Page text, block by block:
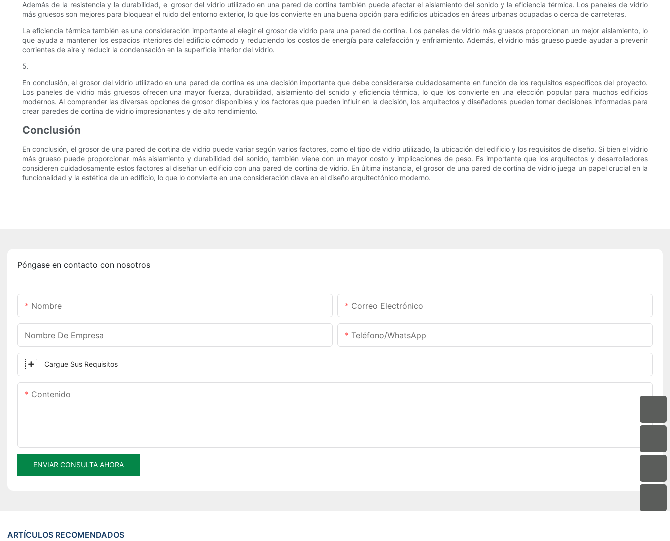
Además de la resistencia y la durabilidad, el grosor del vidrio utilizado en una pared de cortina también puede afectar el aislamiento del sonido y la eficiencia térmica. Los paneles de vidrio
más gruesos son mejores para bloquear el ruido del entorno exterior, lo que los convierte en una buena opción para edificios ubicados en áreas urbanas ocupadas o cerca de carreteras.
La eficiencia térmica también es una consideración importante al elegir el grosor de vidrio para una pared de cortina. Los paneles de vidrio más gruesos proporcionan un mejor aislamiento, lo
que ayuda a mantener los espacios interiores del edificio cómodo y reduciendo los costos de energía para calefacción y enfriamiento. Además, el vidrio más grueso puede ayudar a prevenir
corrientes de aire y reducir la condensación en la superficie interior del vidrio.
5.
En conclusión, el grosor del vidrio utilizado en una pared de cortina es una decisión importante que debe considerarse cuidadosamente en función de los requisitos específicos del proyecto.
Los paneles de vidrio más gruesos ofrecen una mayor fuerza, durabilidad, aislamiento del sonido y eficiencia térmica, lo que los convierte en una elección popular para muchos edificios
modernos. Al comprender las diversas opciones de grosor disponibles y los factores que pueden influir en la decisión, los arquitectos y diseñadores pueden tomar decisiones informadas para
crear paredes de cortina de vidrio impresionantes y de alto rendimiento.
Conclusión
En conclusión, el grosor de una pared de cortina de vidrio puede variar según varios factores, como el tipo de vidrio utilizado, la ubicación del edificio y los requisitos de diseño. Si bien el vidrio
más grueso puede proporcionar más aislamiento y durabilidad del sonido, también viene con un mayor costo y implicaciones de peso. Es importante que los arquitectos y desarrolladores
consideren cuidadosamente estos factores al diseñar un edificio con una pared de cortina de vidrio. En última instancia, el grosor de una pared de cortina de vidrio juega un papel crucial en la
funcionalidad y la estética de un edificio, lo que lo convierte en una consideración clave en el diseño arquitectónico moderno.
Póngase en contacto con nosotros
Nombre Correo Electrónico
Nombre De Empresa Teléfono/WhatsApp
Cargue Sus Requisitos
Contenido
ENVIAR CONSULTA AHORA
ARTÍCULOS RECOMENDADOS